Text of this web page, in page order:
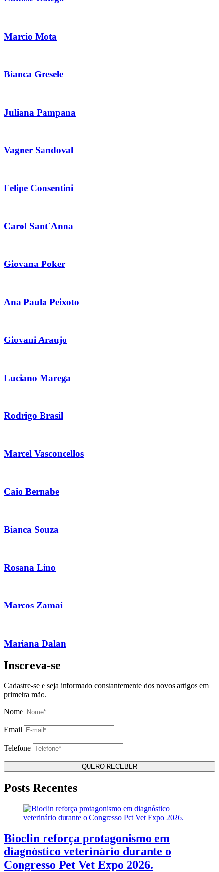
Marcio Mota
Bianca Gresele
Juliana Pampana
Vagner Sandoval
Felipe Consentini
Carol Sant´Anna
Giovana Poker
Ana Paula Peixoto
Giovani Araujo
Luciano Marega
Rodrigo Brasil
Marcel Vasconcellos
Caio Bernabe
Bianca Souza
Rosana Lino
Marcos Zamai
Mariana Dalan
Inscreva-se
Cadastre-se e seja informado constantemente dos novos artigos em
primeira mão.
Nome
Email
Telefone
Posts Recentes
Bioclin reforça protagonismo em
diagnóstico veterinário durante o
Congresso Pet Vet Expo 2026.